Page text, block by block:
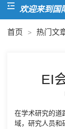
欢迎来到国际
首页 > 热门文
EI
在学术研究的道
域，研究人员和